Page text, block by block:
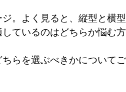
。よく見ると、縦型と横
ているのはどちらか悩む
らを選ぶべきかについて